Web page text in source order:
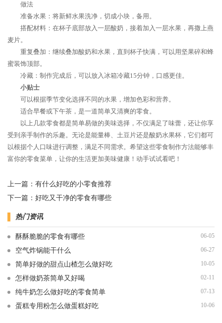
做法
准备水果：将新鲜水果洗净，切成小块，备用。
搭配材料：在杯子底部放入一层酸奶，接着加入一层水果，再撒上燕
麦片。
重复叠加：继续叠加酸奶和水果，直到杯子快满，可以用坚果碎和蜂
蜜装饰顶部。
冷藏：制作完成后，可以放入冰箱冷藏15分钟，口感更佳。
小贴士
可以根据季节变化选择不同的水果，增加色彩和营养。
适合早餐或下午茶，是一道简单又清爽的零食。
以上几款零食都是简单易做的美味选择，不仅满足了味蕾，还让你享
受到亲手制作的乐趣。无论是能量棒、土豆片还是酸奶水果杯，它们都可
以根据个人口味进行调整，满足不同需求。希望这些零食制作方法能够丰
富你的零食菜单，让你的生活更加美味健康！动手试试看吧！
上一篇： 有什么好吃的小零食推荐
下一篇： 好吃又干净的零食有哪些
热门资讯
酥酥脆脆的零食有哪些 06-05
空气炸锅能干什么 06-27
简单好做的甜点山楂怎么做好吃 10-05
怎样做奶茶简单又好喝 02-11
纯牛奶怎么做好吃的零食简单 07-13
蛋糕专用粉怎么做蛋糕好吃 10-06